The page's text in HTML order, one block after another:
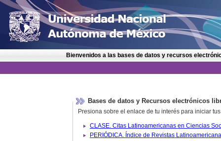
Bienvenidos a las bases de datos y recursos
Bases de datos y Recursos electrónicos
Presiona sobre el enlace de tu interés para iniciar